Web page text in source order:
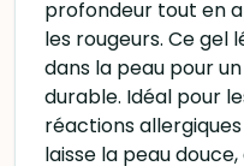
profondeur tout en
les rougeurs. Ce
dans la peau pour
durable. Idéal pour
réactions
laisse la peau